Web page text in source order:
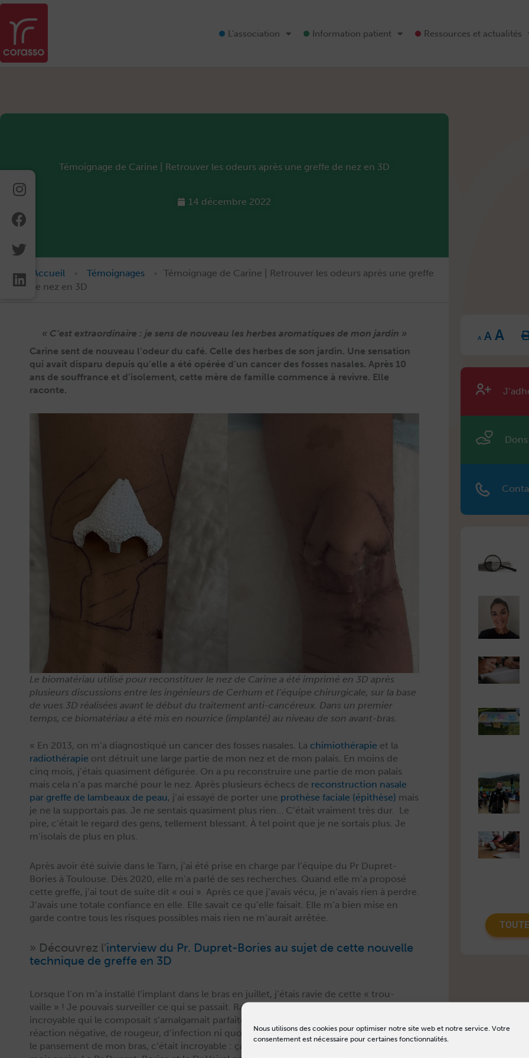
Nous utilisons des cookies pour optimiser notre site web et notre service. Votre
consentement est nécessaire pour certaines fonctionnalités.
Aller
contenu
L’association Information patient Ressources et actualités
Instagram
Facebook
Twitter
Linkedin
Témoignage de Carine | Retrouver les odeurs après une greffe de nez en 3D
14 décembre 2022
Accueil Témoignages
Témoignage de Carine | Retrouver les odeurs après une greffe
de nez en 3D
« C’est extraordinaire : je sens de nouveau les herbes aromatiques de mon jardin »
Carine sent de nou­veau l’odeur du café. Celle des herbes de son jardin. Une sen­sa­tion
qui avait dis­paru depuis qu’elle a été opérée d’un can­cer des fos­s­es nasales. Après 10
ans de souf­france et d’isolement, cette mère de famille com­mence à revivre. Elle
raconte.
Le bio­matéri­au util­isé pour recon­stituer le nez de Carine a été imprimé en 3D après
plusieurs dis­cus­sions entre les ingénieurs de Cer­hum et l’équipe chirur­gi­cale, sur la base
de vues 3D réal­isées avant le début du traite­ment anti-can­céreux. Dans un pre­mier
temps, ce bio­matéri­au a été mis en nour­rice (implan­té) au niveau de son avant-bras.
« En 2013, on m’a diag­nos­tiqué un can­cer des fos­s­es nasales. La chimio­thérapie et la
radio­thérapie ont détru­it une large par­tie de mon nez et de mon palais. En moins de
cinq mois, j’étais qua­si­ment défig­urée. On a pu recon­stru­ire une par­tie de mon palais
mais cela n’a pas marché pour le nez. Après plusieurs échecs de recon­struc­tion nasale
par greffe de lam­beaux de peau, j’ai essayé de porter une pro­thèse faciale (épithèse) mais
je ne la sup­por­t­ais pas. Je ne sen­tais qua­si­ment plus rien… C’était vrai­ment très dur. Le
pire, c’était le regard des gens, telle­ment blessant. À tel point que je ne sor­tais plus. Je
m’isolais de plus en plus.
Après avoir été suiv­ie dans le Tarn, j’ai été prise en charge par l’équipe du Pr Dupret-
Bories à Toulouse. Dès 2020, elle m’a par­lé de ses recherch­es. Quand elle m’a pro­posé
cette greffe, j’ai tout de suite dit « oui ». Après ce que j’avais vécu, je n’avais rien à per­dre.
J’avais une totale con­fi­ance en elle. Elle savait ce qu’elle fai­sait. Elle m’a bien mise en
garde con­tre tous les risques pos­si­bles mais rien ne m’aurait arrêtée.
» Décou­vrez l’inter­view du Pr. Dupret-Bories au sujet de cette nou­velle
tech­nique de greffe en 3D
Lorsque l’on m’a instal­lé l’implant dans le bras en juil­let, j’étais ravie de cette « trou­
vaille » ! Je pou­vais sur­veiller ce qui se pas­sait. Rapi­de­ment, j’ai vu que le matéri­au
incroy­able qui le com­po­sait s’amalgamait par­faite­ment avec les tis­sus. Il n’y a pas eu de
réac­tion néga­tive, de rougeur, d’infection ni quoi que ce soit d’autre. Quand on a défait
le panse­ment de mon bras, c’était incroy­able : ça avait la forme d’un nez ! Résul­tat, deux
A
Decrease
font
size.
A Reset
font
size.
A
Dons